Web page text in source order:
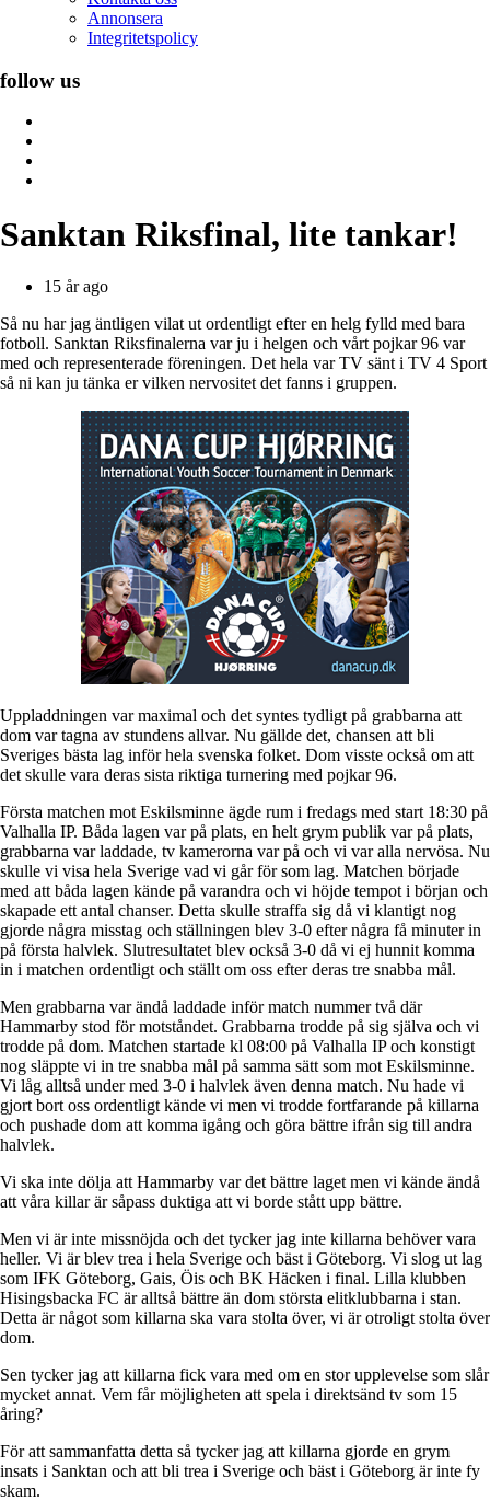
Annonsera
Integritetspolicy
follow us
Sanktan Riksfinal, lite tankar!
15 år ago
Så nu har jag äntligen vilat ut ordentligt efter en helg fylld med bara
fotboll. Sanktan Riksfinalerna var ju i helgen och vårt pojkar 96 var
med och representerade föreningen. Det hela var TV sänt i TV 4 Sport
så ni kan ju tänka er vilken nervositet det fanns i gruppen.
Uppladdningen var maximal och det syntes tydligt på grabbarna att
dom var tagna av stundens allvar. Nu gällde det, chansen att bli
Sveriges bästa lag inför hela svenska folket. Dom visste också om att
det skulle vara deras sista riktiga turnering med pojkar 96.
Första matchen mot Eskilsminne ägde rum i fredags med start 18:30 på
Valhalla IP. Båda lagen var på plats, en helt grym publik var på plats,
grabbarna var laddade, tv kamerorna var på och vi var alla nervösa. Nu
skulle vi visa hela Sverige vad vi går för som lag. Matchen började
med att båda lagen kände på varandra och vi höjde tempot i början och
skapade ett antal chanser. Detta skulle straffa sig då vi klantigt nog
gjorde några misstag och ställningen blev 3-0 efter några få minuter in
på första halvlek. Slutresultatet blev också 3-0 då vi ej hunnit komma
in i matchen ordentligt och ställt om oss efter deras tre snabba mål.
Men grabbarna var ändå laddade inför match nummer två där
Hammarby stod för motståndet. Grabbarna trodde på sig själva och vi
trodde på dom. Matchen startade kl 08:00 på Valhalla IP och konstigt
nog släppte vi in tre snabba mål på samma sätt som mot Eskilsminne.
Vi låg alltså under med 3-0 i halvlek även denna match. Nu hade vi
gjort bort oss ordentligt kände vi men vi trodde fortfarande på killarna
och pushade dom att komma igång och göra bättre ifrån sig till andra
halvlek.
Vi ska inte dölja att Hammarby var det bättre laget men vi kände ändå
att våra killar är såpass duktiga att vi borde stått upp bättre.
Men vi är inte missnöjda och det tycker jag inte killarna behöver vara
heller. Vi är blev trea i hela Sverige och bäst i Göteborg. Vi slog ut lag
som IFK Göteborg, Gais, Öis och BK Häcken i final. Lilla klubben
Hisingsbacka FC är alltså bättre än dom största elitklubbarna i stan.
Detta är något som killarna ska vara stolta över, vi är otroligt stolta över
dom.
Sen tycker jag att killarna fick vara med om en stor upplevelse som slår
mycket annat. Vem får möjligheten att spela i direktsänd tv som 15
åring?
För att sammanfatta detta så tycker jag att killarna gjorde en grym
insats i Sanktan och att bli trea i Sverige och bäst i Göteborg är inte fy
skam.